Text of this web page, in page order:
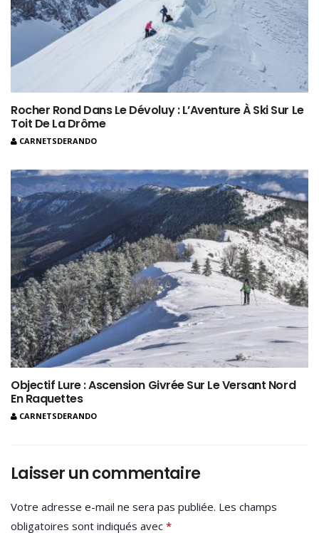
Rocher Rond Dans Le Dévoluy : L’Aventure À Ski Sur Le
Toit De La Drôme
CARNETSDERANDO
Objectif Lure : Ascension Givrée Sur Le Versant Nord
En Raquettes
CARNETSDERANDO
Laisser un commentaire
Votre adresse e-mail ne sera pas publiée. Les champs
obligatoires sont indiqués avec *